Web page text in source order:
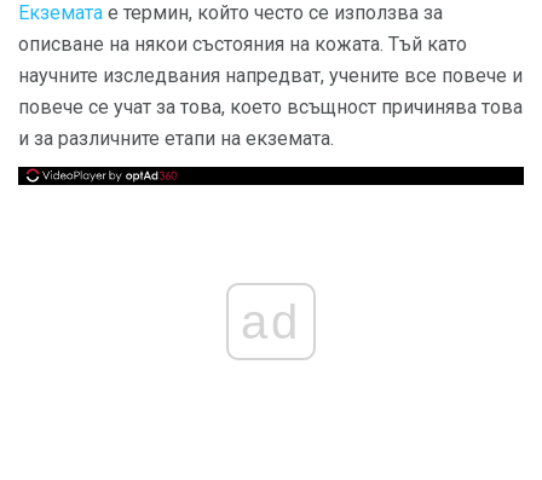
Екземата е термин, който често се използва за
описване на някои състояния на кожата. Тъй като
научните изследвания напредват, учените все повече и
повече се учат за това, което всъщност причинява това
и за различните етапи на екземата.
ad